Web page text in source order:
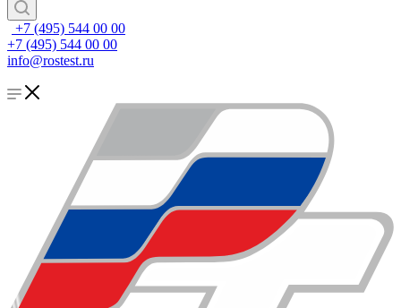
+7 (495) 544 00 00
+7 (495) 544 00 00
info@rostest.ru